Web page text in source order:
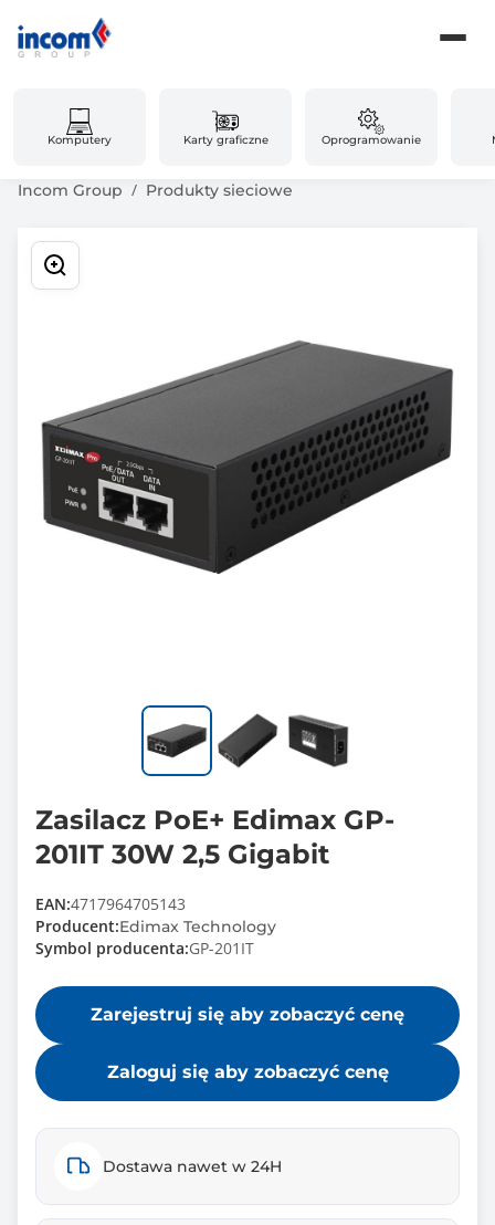
Komputery Karty graficzne Oprogramowanie
Incom Group Produkty sieciowe
Zasilacz PoE+ Edimax GP-
201IT 30W 2,5 Gigabit
EAN:4717964705143
Producent:Edimax Technology
Symbol producenta:GP-201IT
Zarejestruj się aby zobaczyć cenę
Zaloguj się aby zobaczyć cenę
Dostawa nawet w 24H